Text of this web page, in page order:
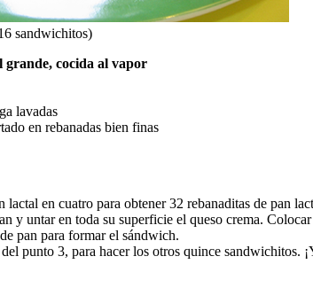
sandwichitos)
grande, cocida al vapor
lavadas
en rebanadas bien finas
lactal en cuatro para obtener 32 rebanaditas de pan
y untar en toda su superficie el queso crema.
pan para formar el sándwich.
punto 3, para hacer los otros quince sandwichitos.